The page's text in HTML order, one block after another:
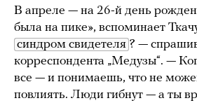
В апреле — на 26-й день
была на пике», вспоминает
синдром свидетеля ? —
корреспондента „Медузы“. —
все — и понимаешь, что не
повлиять. Люди гибнут — а ты